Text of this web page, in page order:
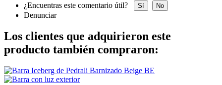
¿Encuentras este comentario útil? Sí No
Denunciar
Los clientes que adquirieron este
producto también compraron: